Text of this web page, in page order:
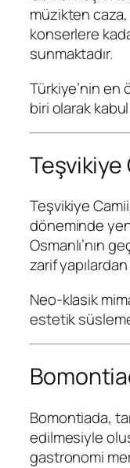
müzikten
konserlere
sunmaktadır.
Türkiye’nin en
biri olarak
Teşvikiye
Teşvikiye Camii
döneminde
Osmanlı’nın
zarif
Neo-klasik
estetik
Bomontiada,
edilmesiyle
gastronomi